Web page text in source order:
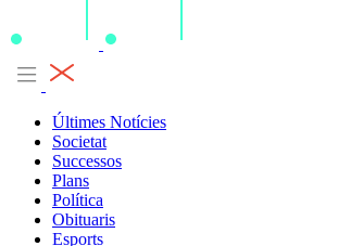
Últimes Notícies
Societat
Successos
Plans
Política
Obituaris
Esports